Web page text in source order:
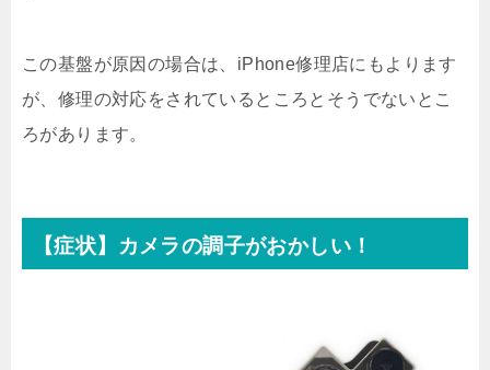
この基盤が原因の場合は、iPhone修理店にもよります
が、修理の対応をされているところとそうでないとこ
ろがあります。
【症状】カメラの調子がおかしい！